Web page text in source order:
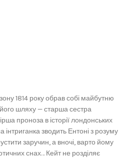
1814 року обрав собі майбутню
шляху — старша сестра
проноза в історії лондонських
зводить Ентоні з розуму
заручин, а вночі, варто йому
снах… Кейт не розділяє